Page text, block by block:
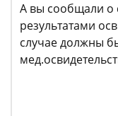
А вы сообщали о
результатами
случае должны